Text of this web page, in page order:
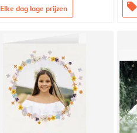
Elke dag lage prijzen offers